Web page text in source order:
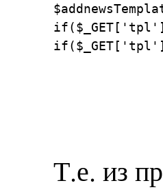
if($_GET['tpl']
if($_GET['tpl']
Т.е. из